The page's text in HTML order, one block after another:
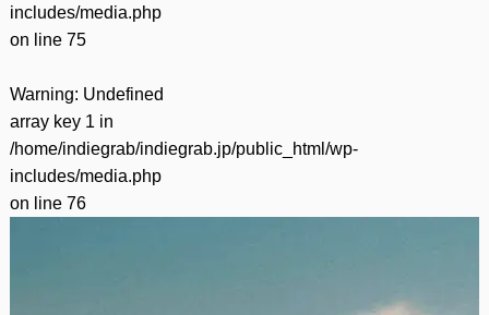
includes/media.php
on line 75
Warning: Undefined
array key 1 in
/home/indiegrab/indiegrab.jp/public_html/wp-
includes/media.php
on line 76